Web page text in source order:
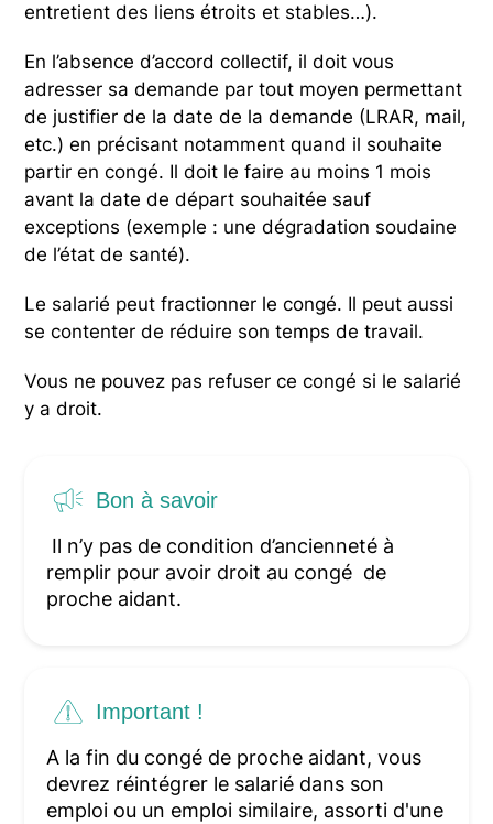
entretient des liens étroits et stables…).
En l’absence d’accord collectif, il doit vous
adresser sa demande par tout moyen permettant
de justifier de la date de la demande (LRAR, mail,
etc.) en précisant notamment quand il souhaite
partir en congé. Il doit le faire au moins 1 mois
avant la date de départ souhaitée sauf
exceptions (exemple : une dégradation soudaine
de l’état de santé).
Le salarié peut fractionner le congé. Il peut aussi
se contenter de réduire son temps de travail.
Vous ne pouvez pas refuser ce congé si le salarié
y a droit.
Bon à savoir
Il n’y pas de condition d’ancienneté à
remplir pour avoir droit au congé de
proche aidant.
Important !
A la fin du congé de proche aidant, vous
devrez réintégrer le salarié dans son
emploi ou un emploi similaire, assorti d'une